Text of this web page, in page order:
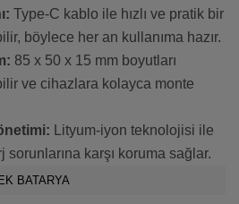
Type-C kablo ile hızlı ve pratik bir
böylece her an kullanıma hazır.
85 x 50 x 15 mm boyutları
ve cihazlara kolayca monte
Lityum-iyon teknolojisi ile
sorunlarına karşı koruma sağlar.
BATARYA